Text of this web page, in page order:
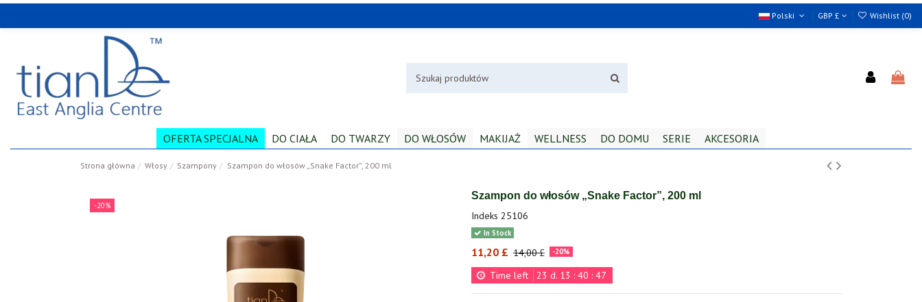
Polski GBP £ Wishlist (0)
OFERTA SPECJALNA DO CIAŁA DO TWARZY DO WŁOSÓW MAKIJAŻ WELLNESS DO DOMU SERIE AKCESORIA
Strona główna Włosy Szampony Szampon do włosów „Snake Factor”, 200 ml
-20%
Szampon do włosów „Snake Factor”, 200 ml
Indeks 25106
In Stock
11,20 £ 14,00 £ -20%
Time left 23 d. 13 :40 :47